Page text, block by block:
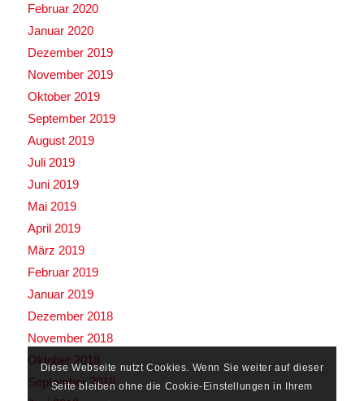
Februar 2020
Januar 2020
Dezember 2019
November 2019
Oktober 2019
September 2019
August 2019
Juli 2019
Juni 2019
Mai 2019
April 2019
März 2019
Februar 2019
Januar 2019
Dezember 2018
November 2018
Oktober 2018
September 2018
Diese Webseite nutzt Cookies. Wenn Sie weiter auf dieser
Seite bleiben ohne die Cookie-Einstellungen in Ihrem